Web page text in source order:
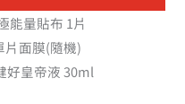
能量貼布 1片
片面膜(隨機)
好皇帝液 30ml